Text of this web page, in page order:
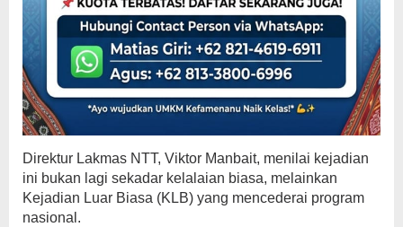
Direktur Lakmas NTT, Viktor Manbait, menilai kejadian
ini bukan lagi sekadar kelalaian biasa, melainkan
Kejadian Luar Biasa (KLB) yang mencederai program
nasional.